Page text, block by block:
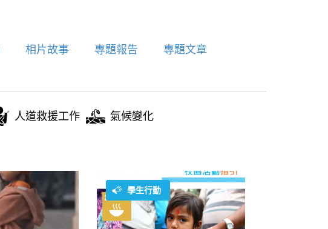
相片故事 專題報告 專題文章
人道救援工作
氣候變化
學生行動